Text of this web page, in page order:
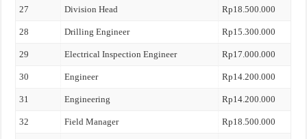
27 Division Head Rp18.500.000
28 Drilling Engineer Rp15.300.000
29 Electrical Inspection Engineer Rp17.000.000
30 Engineer Rp14.200.000
31 Engineering Rp14.200.000
32 Field Manager Rp18.500.000